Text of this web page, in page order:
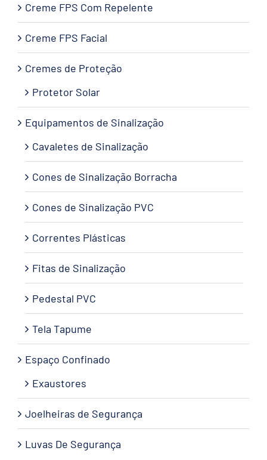
Creme FPS Com Repelente
Creme FPS Facial
Cremes de Proteção
Protetor Solar
Equipamentos de Sinalização
Cavaletes de Sinalização
Cones de Sinalização Borracha
Cones de Sinalização PVC
Correntes Plásticas
Fitas de Sinalização
Pedestal PVC
Tela Tapume
Espaço Confinado
Exaustores
Joelheiras de Segurança
Luvas De Segurança